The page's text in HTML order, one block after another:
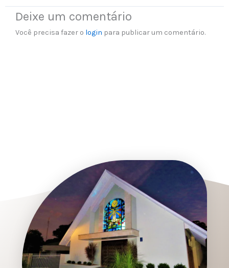
Deixe um comentário
Você precisa fazer o login para publicar um comentário.